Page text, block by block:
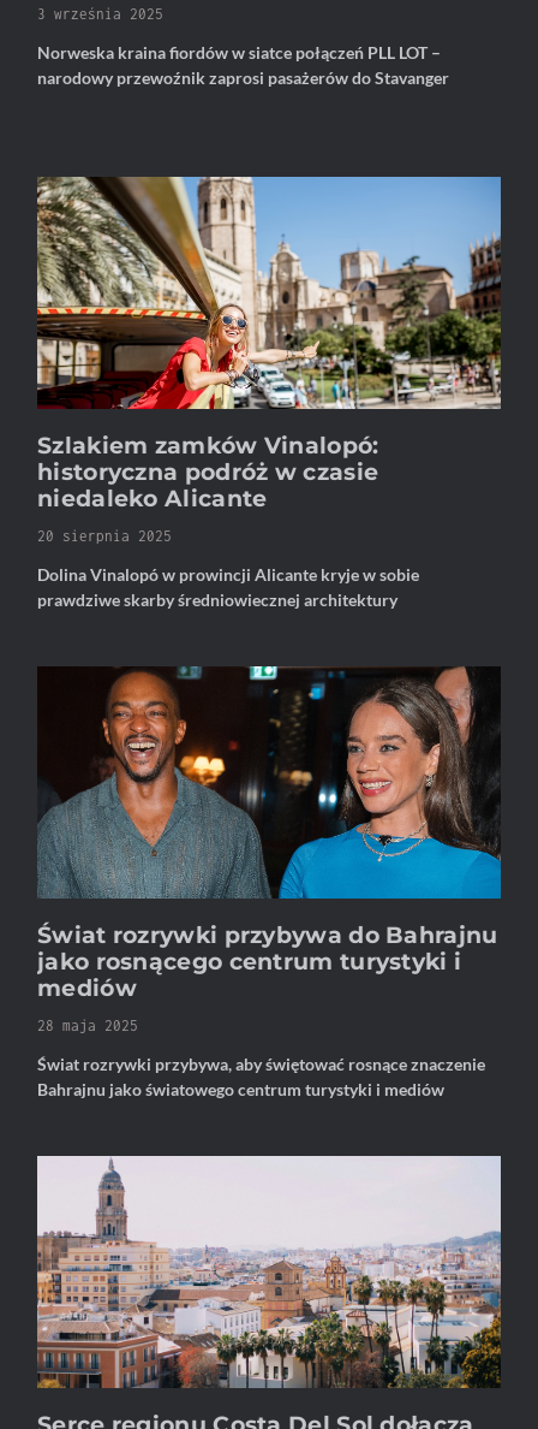
3 września 2025
Norweska kraina fiordów w siatce połączeń PLL LOT –
narodowy przewoźnik zaprosi pasażerów do Stavanger
Szlakiem zamków Vinalopó:
historyczna podróż w czasie
niedaleko Alicante
20 sierpnia 2025
Dolina Vinalopó w prowincji Alicante kryje w sobie
prawdziwe skarby średniowiecznej architektury
Świat rozrywki przybywa do Bahrajnu
jako rosnącego centrum turystyki i
mediów
28 maja 2025
Świat rozrywki przybywa, aby świętować rosnące znaczenie
Bahrajnu jako światowego centrum turystyki i mediów